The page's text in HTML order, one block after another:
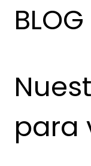
para